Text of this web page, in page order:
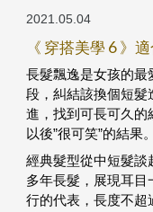
2021.05.04
《 穿搭美學 6 》
長髮飄逸是女孩的
段，糾結該換個短
進，找到可長可久的
以後”很可笑”的結果。
經典髮型從中短髮
多年長髮，展現耳
行的代表，長度不